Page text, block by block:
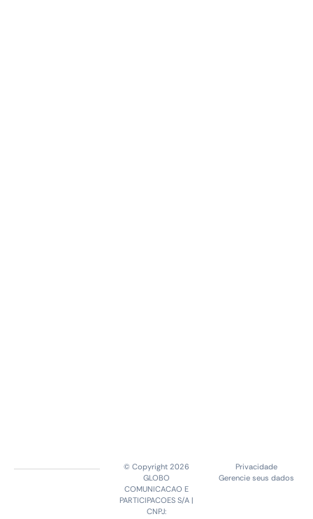
© Copyright 2026
GLOBO
COMUNICACAO E
PARTICIPACOES S/A |
CNPJ:
Privacidade
Gerencie seus dados